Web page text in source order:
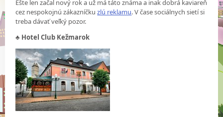
Ešte len začal nový rok a už má táto známa a inak dobrá kaviareň
cez nespokojnú zákazníčkuzlú reklamu. V čase sociálnych sietí si
treba dávať veľký pozor.
♣ Hotel Club Kežmarok